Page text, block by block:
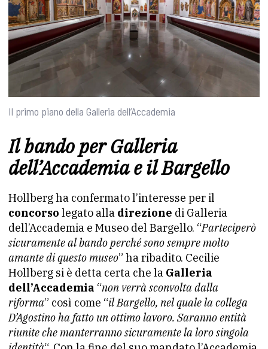
Il primo piano della Galleria dell’Accademia
Il bando per Galleria
dell’Accademia e il Bargello
Hollberg ha confermato l’interesse per il
concorso legato alla direzione di Galleria
dell’Accademia e Museo del Bargello. “Parteciperò
sicuramente al bando perché sono sempre molto
amante di questo museo” ha ribadito. Cecilie
Hollberg si è detta certa che la Galleria
dell’Accademia “non verrà sconvolta dalla
riforma” così come “il Bargello, nel quale la collega
D’Agostino ha fatto un ottimo lavoro. Saranno entità
riunite che manterranno sicuramente la loro singola